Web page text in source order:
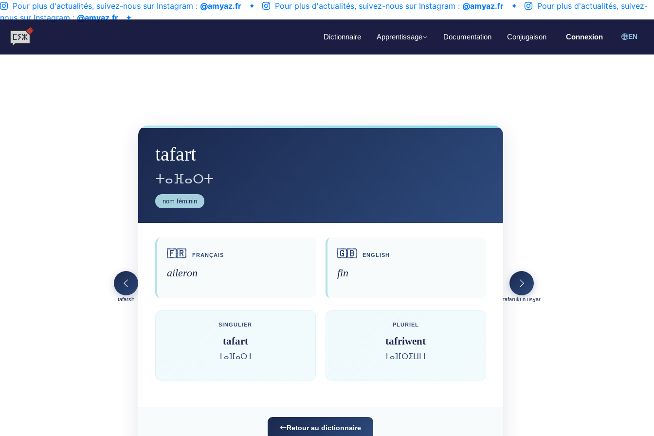
Pour plus d'actualités, suivez-nous sur Instagram : @amyaz.fr ✦ Pour plus d'actualités, suivez-nous sur Instagram : @amyaz.fr ✦
Pour plus d'actualités, suivez-
nous sur Instagram :@amyaz.fr✦
Dictionnaire Apprentissage Documentation Conjugaison Connexion EN
tafarsit
tafart
ⵜⴰⴼⴰⵔⵜ
nom féminin
🇫🇷 FRANÇAIS
aileron
🇬🇧 ENGLISH
fin
SINGULIER
tafart
ⵜⴰⴼⴰⵔⵜ
PLURIEL
tafriwent
ⵜⴰⴼⵔⵉⵡⵏⵜ
Retour au dictionnaire
tafarukt n usɣar